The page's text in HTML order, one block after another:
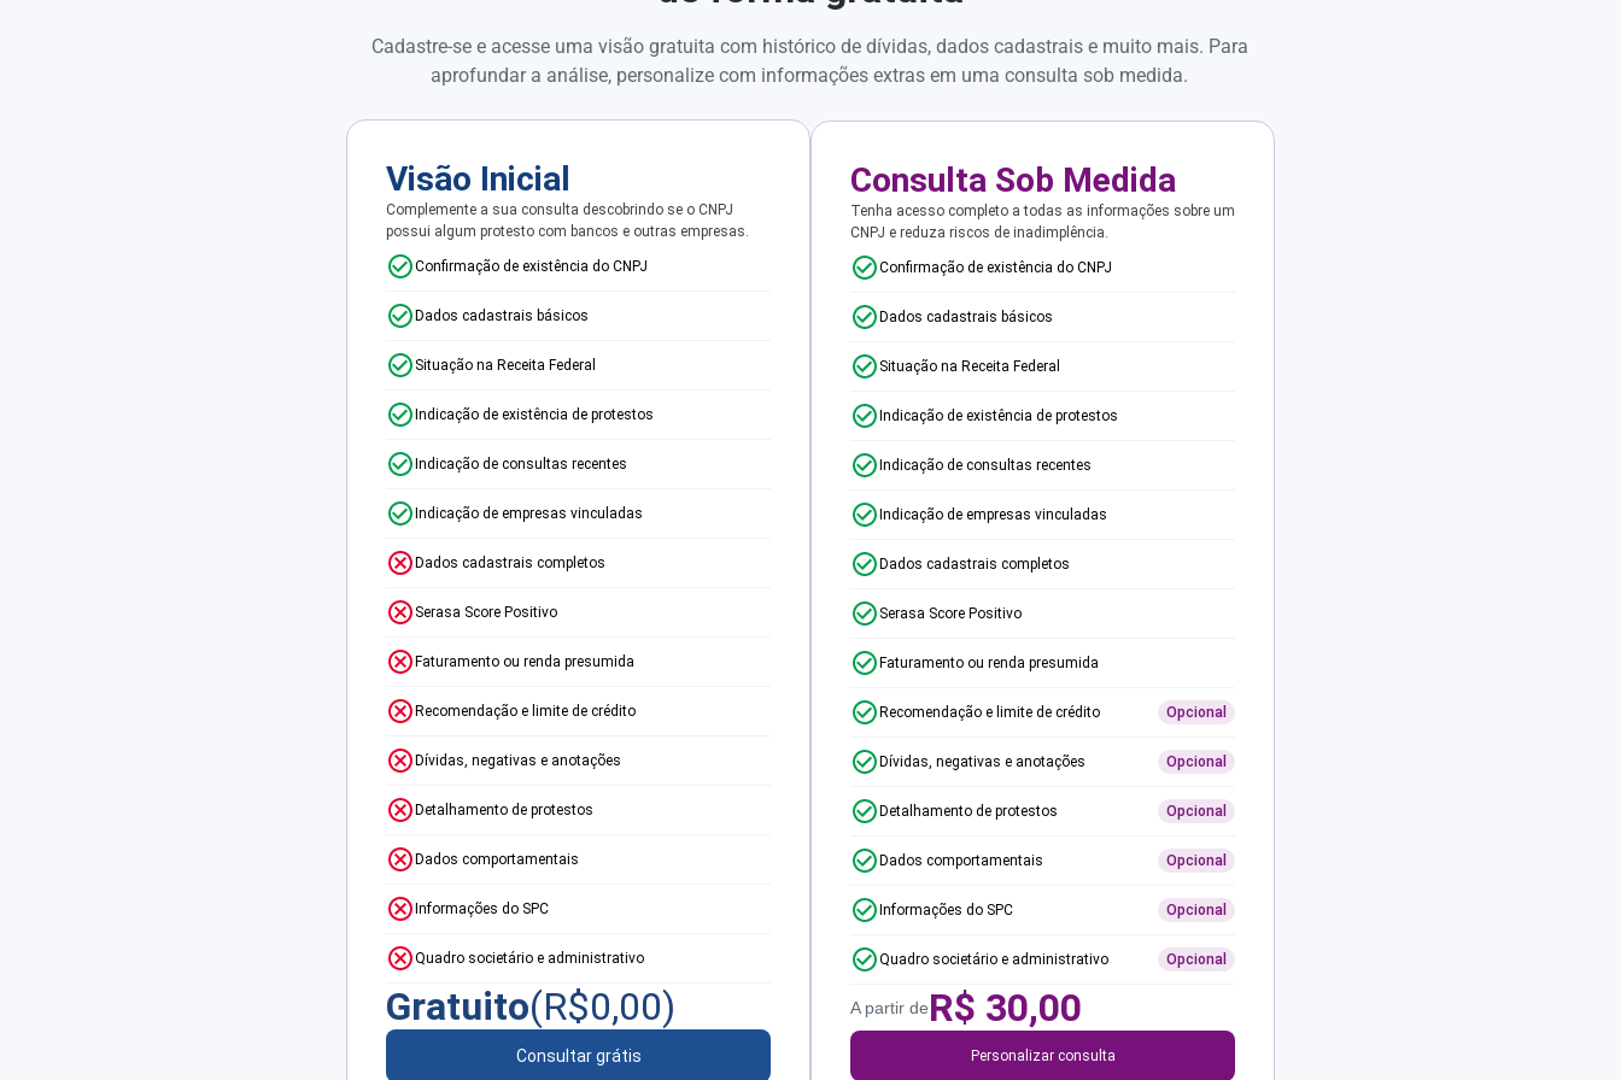
Cadastre-se e acesse uma visão gratuita com histórico de dívidas, dados cadastrais e muito mais. Para
aprofundar a análise, personalize com informações extras em uma consulta sob medida.
Visão Inicial
Complemente a sua consulta descobrindo se o CNPJ
possui algum protesto com bancos e outras empresas.
Confirmação de existência do CNPJ
Dados cadastrais básicos
Situação na Receita Federal
Indicação de existência de protestos
Indicação de consultas recentes
Indicação de empresas vinculadas
Dados cadastrais completos
Serasa Score Positivo
Faturamento ou renda presumida
Recomendação e limite de crédito
Dívidas, negativas e anotações
Detalhamento de protestos
Dados comportamentais
Informações do SPC
Quadro societário e administrativo
Gratuito(R$0,00)
Consultar grátis
Consulta Sob Medida
Tenha acesso completo a todas as informações sobre um
CNPJ e reduza riscos de inadimplência.
Confirmação de existência do CNPJ
Dados cadastrais básicos
Situação na Receita Federal
Indicação de existência de protestos
Indicação de consultas recentes
Indicação de empresas vinculadas
Dados cadastrais completos
Serasa Score Positivo
Faturamento ou renda presumida
Recomendação e limite de crédito Opcional
Dívidas, negativas e anotações Opcional
Detalhamento de protestos Opcional
Dados comportamentais Opcional
Informações do SPC Opcional
Quadro societário e administrativo Opcional
A partir deR$ 30,00
Personalizar consulta